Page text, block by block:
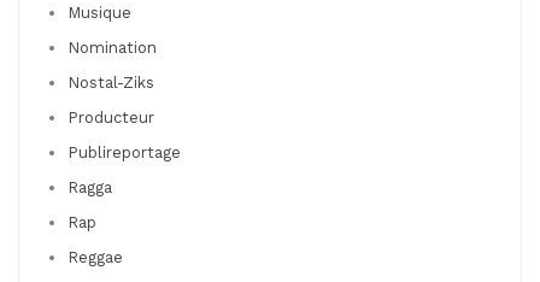
Musique
Nomination
Nostal-Ziks
Producteur
Publireportage
Ragga
Rap
Reggae